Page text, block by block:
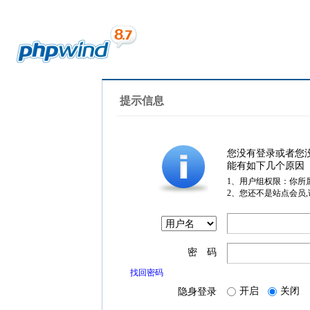
提示信息
您没有登录或者您
能有如下几个原因
1、用户组权限：你所
2、您还不是站点会员
密 码
找回密码
隐身登录 开启 关闭